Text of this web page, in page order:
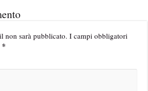
non sarà pubblicato. I campi obbligatori
*